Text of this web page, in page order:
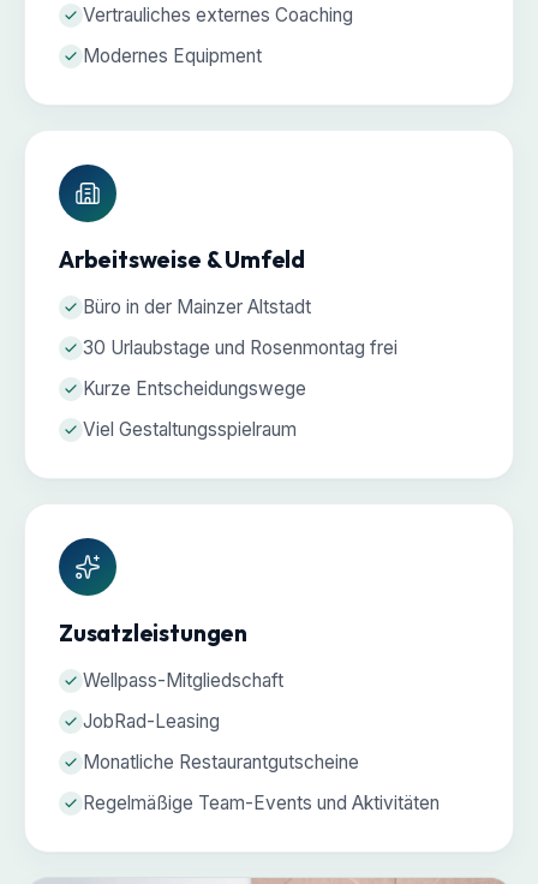
Vertrauliches externes Coaching
Modernes Equipment
Arbeitsweise & Umfeld
Büro in der Mainzer Altstadt
30 Urlaubstage und Rosenmontag frei
Kurze Entscheidungswege
Viel Gestaltungsspielraum
Zusatzleistungen
Wellpass-Mitgliedschaft
JobRad-Leasing
Monatliche Restaurantgutscheine
Regelmäßige Team-Events und Aktivitäten